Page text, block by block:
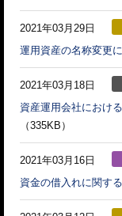
2021年03月29日
運用資産の名称変更
2021年03月18日
資産運用会社におけ
（335KB）
2021年03月16日
資金の借入れに関す